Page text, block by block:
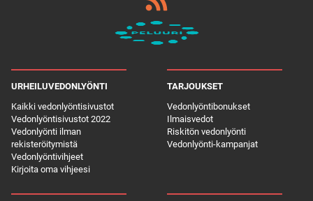
URHEILUVEDONLYÖNTI
Kaikki vedonlyöntisivustot
Vedonlyöntisivustot 2022
Vedonlyönti ilman
rekisteröitymistä
Vedonlyöntivihjeet
Kirjoita oma vihjeesi
TARJOUKSET
Vedonlyöntibonukset
Ilmaisvedot
Riskitön vedonlyönti
Vedonlyönti-kampanjat